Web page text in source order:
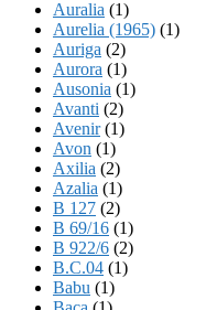
Auralia (1)
Aurelia (1965) (1)
Auriga (2)
Aurora (1)
Ausonia (1)
Avanti (2)
Avenir(1)
Avon (1)
Axilia (2)
Azalia (1)
B 127 (2)
B 69/16 (1)
B 922/6 (2)
B.C.04 (1)
Babu (1)